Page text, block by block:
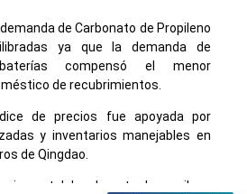
de Carbonato de Propileno
ya que la demanda de
compensó el menor
de recubrimientos.
de precios fue apoyada por
y inventarios manejables en
de Qingdao.
spot del carbonato de propileno